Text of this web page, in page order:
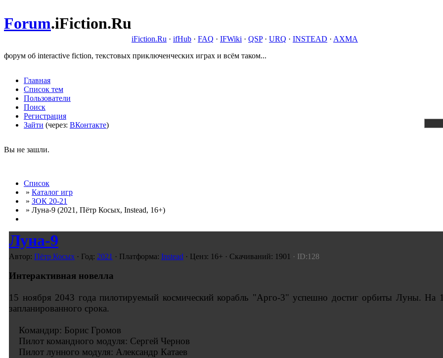
Forum.iFiction.Ru
iFiction.Ru · ifHub · FAQ · IFWiki · QSP· URQ · INSTEAD · AXMA
форум об interactive fiction, текстовых приключенческих играх и всём таком...
Главная
Список тем
Пользователи
Поиск
Регистрация
Зайти (через: ВКонтакте)
Вы не зашли.
Список
» Каталог игр
» ЗОК 20-21
» Луна-9 (2021, Пётр Косых, Instead, 16+)
Луна-9
Автор: Пётр Косых · Год: 2021 · Платформа: Instead · Ценз: 16+ · Скачиваний: 1901 · ID:128
Интерактивная новелла
15 ноября 2043 года пилотируемый космический корабль "Арго-3" успешно достиг орбиты Луны. На
запланированного срока.
Командир: Борис Громов
Пилот командного модуля: Сергей Чернов
Пилот лунного модуля: Александр Катаев